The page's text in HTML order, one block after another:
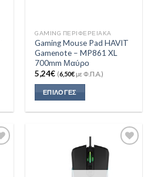
GAMING ΠΕΡΙΦΕΡΕΙΑΚΑ
Gaming Mouse Pad HAVIT
Gamenote – MP861 XL
700mm Μαύρο
5,24€ (6,50€με Φ.Π.Α.)
ΕΠΙΛΟΓΈΣ